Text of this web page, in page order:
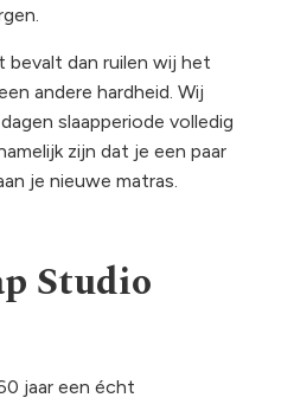
bevalt dan ruilen wij het
andere hardheid. Wij
slaapperiode volledig
zijn dat je een paar
je nieuwe matras.
Studio
jaar een écht